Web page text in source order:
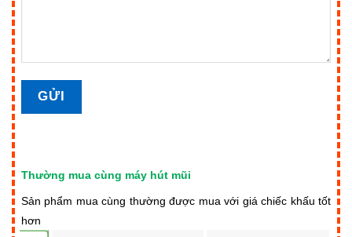
Thường mua cùng máy hút mũi
Sản phẩm mua cùng thường được mua với giá chiếc khấu tốt
hơn